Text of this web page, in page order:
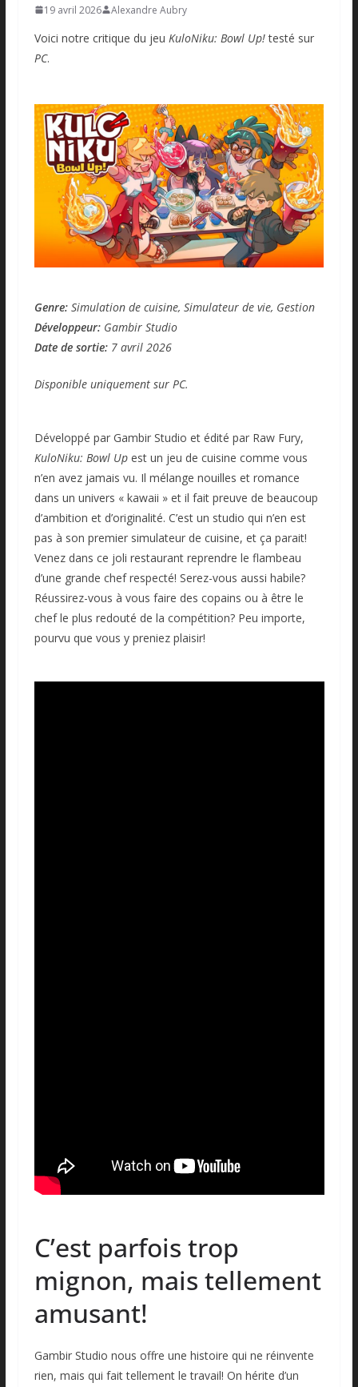
19 avril 2026 Alexandre Aubry
Voici notre critique du jeu KuloNiku: Bowl Up!testé sur
PC.
Genre: Simulation de cuisine, Simulateur de vie, Gestion
Développeur: Gambir Studio
Date de sortie:7 avril 2026
Disponible uniquement sur PC.
Développé par Gambir Studio et édité par Raw Fury,
KuloNiku: Bowl Upest un jeu de cuisine comme vous
n’en avez jamais vu. Il mélange nouilles et romance
dans un univers « kawaii » et il fait preuve de beaucoup
d’ambition et d’originalité. C’est un studio qui n’en est
pas à son premier simulateur de cuisine, et ça parait!
Venez dans ce joli restaurant reprendre le flambeau
d’une grande chef respecté! Serez-vous aussi habile?
Réussirez-vous à vous faire des copains ou à être le
chef le plus redouté de la compétition? Peu importe,
pourvu que vous y preniez plaisir!
C’est parfois trop
mignon, mais tellement
amusant!
Gambir Studio nous offre une histoire qui ne réinvente
rien, mais qui fait tellement le travail! On hérite d’un